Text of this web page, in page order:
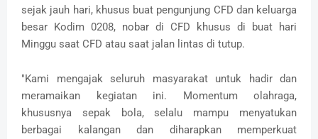
sejak jauh hari, khusus buat pengunjung CFD dan keluarga
besar Kodim 0208, nobar di CFD khusus di buat hari
Minggu saat CFD atau saat jalan lintas di tutup.
"Kami mengajak seluruh masyarakat untuk hadir dan
meramaikan kegiatan ini. Momentum olahraga,
khususnya sepak bola, selalu mampu menyatukan
berbagai kalangan dan diharapkan memperkuat